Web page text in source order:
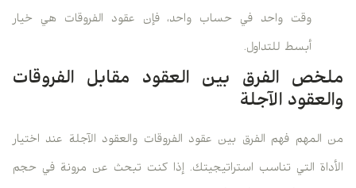
وقت واحد في حساب واحد، فإن عقود الفروقات هي خيار
أبسط للتداول.
ملخص الفرق بين العقود مقابل الفروقات
والعقود الآجلة
من المهم فهم الفرق بين عقود الفروقات والعقود الآجلة عند اختيار
الأداة التي تناسب استراتيجيتك. إذا كنت تبحث عن مرونة في حجم